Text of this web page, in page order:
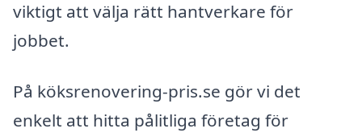
viktigt att välja rätt hantverkare för
jobbet.
På köksrenovering-pris.se gör vi det
enkelt att hitta pålitliga företag för